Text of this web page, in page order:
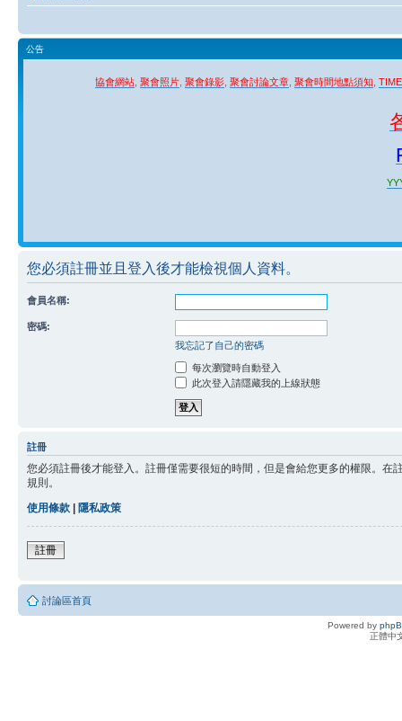
公告
協會網站 聚會照片 聚會錄影 聚會討論文章 聚會時間地點須知
您必須註冊並且登入後才能檢視個人資料。
會員名稱:
密碼:
我忘記了自己的密碼
每次瀏覽時自動登入
此次登入請隱藏我的上線狀態
註冊
您必須註冊後才能登入。註冊僅需要很短的時間，但是會給您更多的權限。
規則。
使用條款 | 隱私政策
註冊
討論區首頁
Powered by
正體中